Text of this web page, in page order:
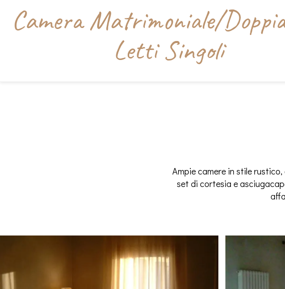
Camera Matrimoniale/
Letti Singoli
Ampie camere in stile
set di cortesia e